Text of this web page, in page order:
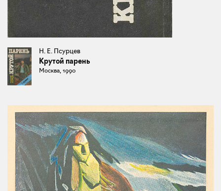
Н. Е. Псурцев
Крутой парень
Москва, 1990